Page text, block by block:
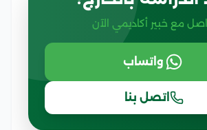
مع خبير أكاديمي الآن
واتساب
اتصل بنا